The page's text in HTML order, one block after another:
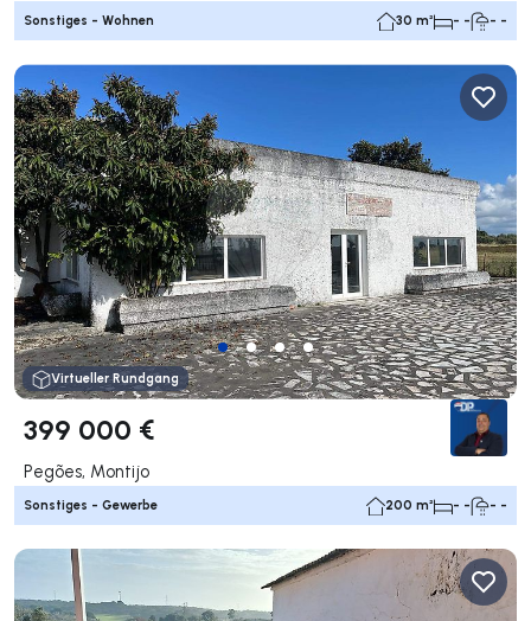
Sonstiges - Wohnen 30 m² - - - -
Virtueller Rundgang
399 000 €
Pegões, Montijo
Sonstiges - Gewerbe 200 m² - - - -